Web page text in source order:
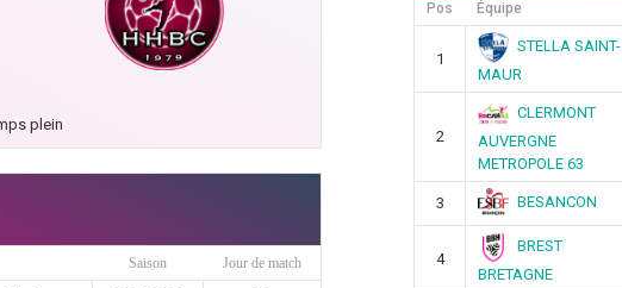
plein
Saison Jour de match
Pos Équipe
1
STELLA SAINT-
MAUR
2
CLERMONT
AUVERGNE
METROPOLE 63
3 BESANCON
4
BREST
BRETAGNE